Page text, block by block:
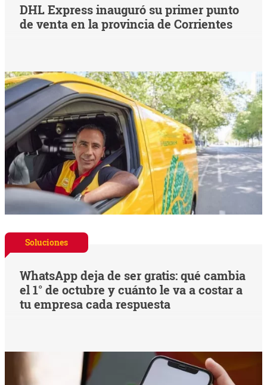
DHL Express inauguró su primer punto
de venta en la provincia de Corrientes
Soluciones
WhatsApp deja de ser gratis: qué cambia
el 1° de octubre y cuánto le va a costar a
tu empresa cada respuesta